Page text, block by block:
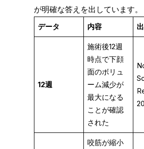
が明確な答えを出しています。
データ 内容
12週
施術後12週
時点で下顔
面のボリュ
ーム減少が
最大になる
ことが確認
された
咬筋が縮小